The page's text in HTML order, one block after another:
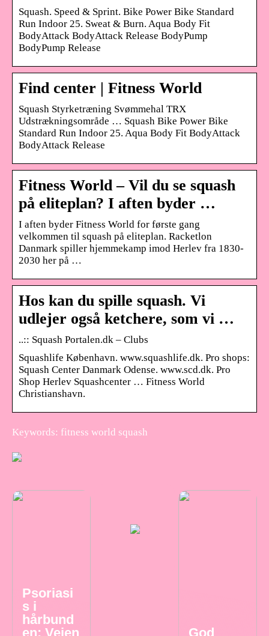
Squash. Speed & Sprint. Bike Power Bike Standard
Run Indoor 25. Sweat & Burn. Aqua Body Fit
BodyAttack BodyAttack Release BodyPump
BodyPump Release
Find center | Fitness World
Squash Styrketræning Svømmehal TRX
Udstrækningsområde … Squash Bike Power Bike
Standard Run Indoor 25. Aqua Body Fit BodyAttack
BodyAttack Release
Fitness World – Vil du se squash
på eliteplan? I aften byder …
I aften byder Fitness World for første gang
velkommen til squash på eliteplan. Racketlon
Danmark spiller hjemmekamp imod Herlev fra 1830-
2030 her på …
Hos kan du spille squash. Vi
udlejer også ketchere, som vi …
..:: Squash Portalen.dk – Clubs
Squashlife København. www.squashlife.dk. Pro shops:
Squash Center Danmark Odense. www.scd.dk. Pro
Shop Herlev Squashcenter … Fitness World
Christianshavn.
Keywords: fitness world squash
Psoriasi
s i
hårbund
en: Vejen
God